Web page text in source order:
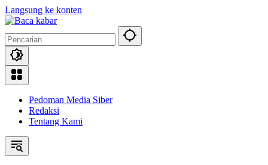
Langsung ke konten
Pedoman Media Siber
Redaksi
Tentang Kami